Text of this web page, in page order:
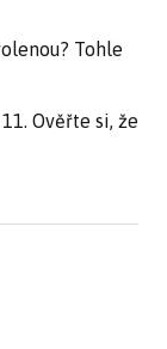
Tohle
Ověřte si, že